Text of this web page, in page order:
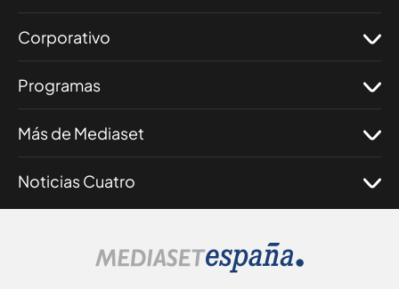
Corporativo
Programas
Más de Mediaset
Noticias Cuatro